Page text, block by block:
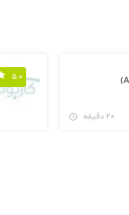
مدیریت فرایند استخدام (ATS)
۲۰ دقیقه
۵.۰